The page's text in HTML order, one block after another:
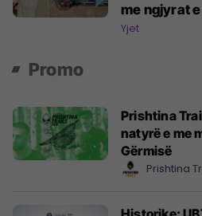
me ngjyrat
Yjet
Promo
Prishtina
natyrë e me
Gërmisë
Prishtina